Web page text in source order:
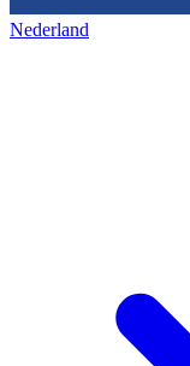
Nederland